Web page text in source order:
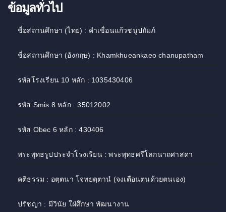
ข้อมูลทั่วไป
ชื่อสถานศึกษา (ไทย) : คำเขื่อนแก้วชนูปถัมภ์
ชื่อสถานศึกษา (อังกฤษ) : Khamkhueankaeo chanupatham
รหัสโรงเรียน 10 หลัก : 1035430406
รหัส Smis 8 หลัก : 35012002
รหัส Obec 6 หลัก : 430406
พระพุทธรูปประจำโรงเรียน : พระพุทธศรีโลกนาถศาสดา
คติธรรม : อตฺตนา โจทยตฺตานํ (จงเตือนตนด้วยตนเอง)
ปรัชญา : มีวินัย ใฝ่ศึกษา พัฒนางาน